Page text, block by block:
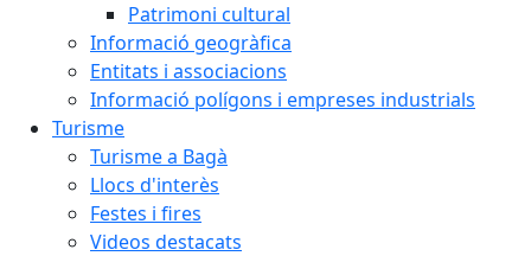
Patrimoni cultural
Informació geogràfica
Entitats i associacions
Informació polígons i empreses industrials
Turisme
Turisme a Bagà
Llocs d'interès
Festes i fires
Videos destacats